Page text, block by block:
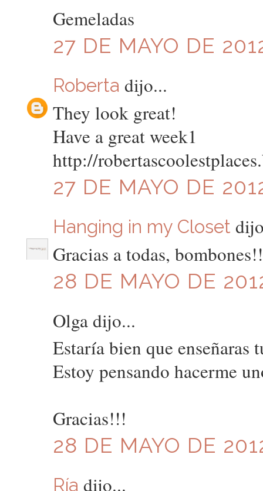
Gemeladas
27 DE MAYO DE
Roberta dijo...
They look great!
Have a great week1
http://
27 DE MAYO DE
Hanging in my Closet
Gracias a todas, bombones!!
28 DE MAYO DE
Olga dijo...
Estaría bien que enseñaras
Estoy pensando hacerme
Gracias!!!
28 DE MAYO DE
Ría dijo...